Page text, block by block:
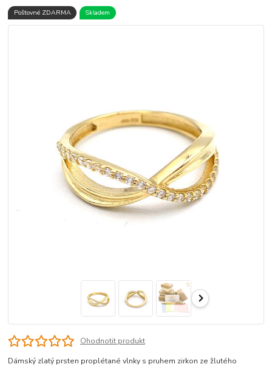
Poštovné ZDARMA Skladem
Ohodnotit produkt
Dámský zlatý prsten proplétané vlnky s pruhem zirkon ze žlutého